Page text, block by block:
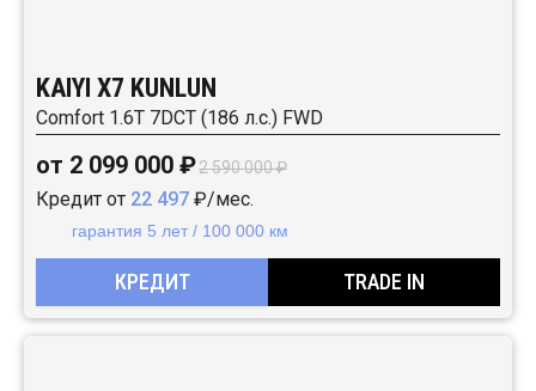
KAIYI X7 KUNLUN
Comfort 1.6T 7DCT (186 л.с.) FWD
от 2 099 000 ₽2 590 000 ₽
Кредит от 22 497 ₽/мес.
гарантия 5 лет / 100 000 км
КРЕДИТ TRADE IN